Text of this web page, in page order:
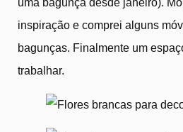
uma bagunça desde janeiro).
inspiração e comprei alguns
bagunças. Finalmente um
trabalhar.